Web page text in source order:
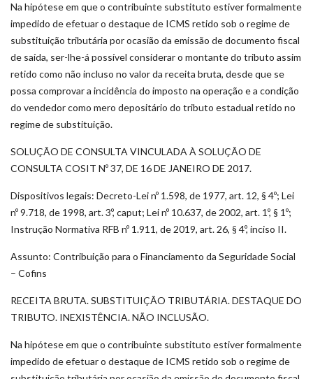
Na hipótese em que o contribuinte substituto estiver formalmente
impedido de efetuar o destaque de ICMS retido sob o regime de
substituição tributária por ocasião da emissão de documento fiscal
de saída, ser-lhe-á possível considerar o montante do tributo assim
retido como não incluso no valor da receita bruta, desde que se
possa comprovar a incidência do imposto na operação e a condição
do vendedor como mero depositário do tributo estadual retido no
regime de substituição.
SOLUÇÃO DE CONSULTA VINCULADA À SOLUÇÃO DE
CONSULTA COSIT Nº 37, DE 16 DE JANEIRO DE 2017.
Dispositivos legais: Decreto-Lei nº 1.598, de 1977, art. 12, § 4º; Lei
nº 9.718, de 1998, art. 3º, caput; Lei nº 10.637, de 2002, art. 1º, § 1º;
Instrução Normativa RFB nº 1.911, de 2019, art. 26, § 4º, inciso II.
Assunto: Contribuição para o Financiamento da Seguridade Social
– Cofins
RECEITA BRUTA. SUBSTITUIÇÃO TRIBUTÁRIA. DESTAQUE DO
TRIBUTO. INEXISTÊNCIA. NÃO INCLUSÃO.
Na hipótese em que o contribuinte substituto estiver formalmente
impedido de efetuar o destaque de ICMS retido sob o regime de